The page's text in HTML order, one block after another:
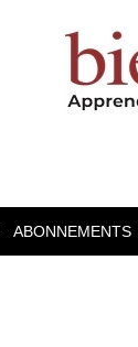
ABONNEMENTS